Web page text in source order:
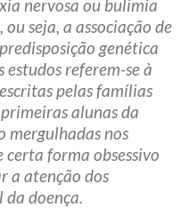
nervosa ou bulimia
seja, a associação de
genética
referem-se à
pelas famílias
alunas da
mergulhadas nos
certa forma obsessivo
a atenção dos
doença.